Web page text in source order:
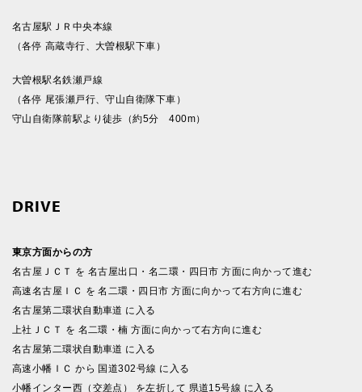
名古屋駅ＪＲ中央本線
（各停 高蔵寺行、大曽根駅下車）
大曽根駅名鉄瀬戸線
（各停 尾張瀬戸行、守山自衛隊下車）
守山自衛隊前駅より徒歩（約5分 400m）
DRIVE
東京方面からの方
名古屋ＪＣＴ を 名古屋出口・名二環・四日市 方面に向かって進む
高速名古屋ＩＣ を 名二環・四日市 方面に向かって右方向に進む
名古屋第二環状自動車道 に入る
上社ＪＣＴ を 名二環・楠 方面に向かって右方向に進む
名古屋第二環状自動車道 に入る
高速小幡ＩＣ から 国道302号線 に入る
小幡インター西（交差点） を左折して 県道15号線 に入る